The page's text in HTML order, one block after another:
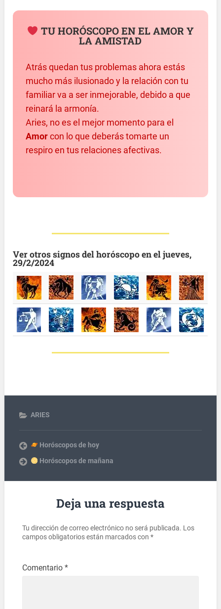
TU HORÓSCOPO EN EL AMOR Y
LA AMISTAD
Atrás quedan tus problemas ahora estás
mucho más ilusionado y la relación con tu
familiar va a ser inmejorable, debido a que
reinará la armonía.
Aries, no es el mejor momento para el
Amor con lo que deberás tomarte un
respiro en tus relaciones afectivas.
Ver otros signos del horóscopo en el jueves,
29/2/2024
ARIES
Horóscopos de hoy
Horóscopos de mañana
Deja una respuesta
Tu dirección de correo electrónico no será publicada. Los
campos obligatorios están marcados con *
Comentario *